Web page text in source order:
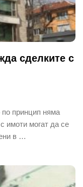
сделките с
по принцип няма
имоти могат да се
в …